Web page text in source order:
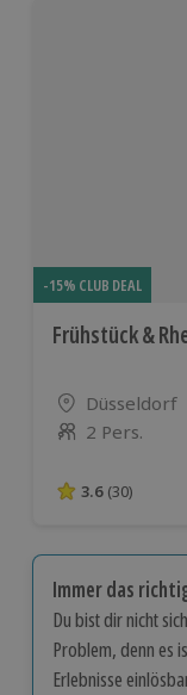
-15% CLUB DEAL
Frühstück &
Standort
Düsseldorf
Anzahl der
2 Pers.
3.6 von 5
3.6 (30)
Immer das
Du bist dir nicht
Problem, denn es
Erlebnisse